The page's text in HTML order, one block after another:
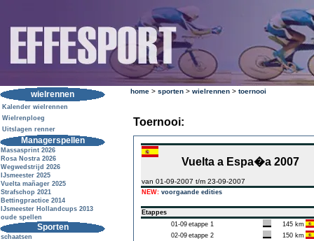
wielrennen
Kalender wielrennen
Wielrenploeg
Uitslagen renner
Managerspellen
Massasprint 2026
Rosa Nostra 2026
Wegwedstrijd 2026
IJsmeester 2025
Vuelta mañager 2025
Strafschop 2021
Bettingpractice 2014
IJsmeester Hollandcups 2013
oude spellen
Sporten
schaatsen
home > sporten > wielrennen > toernooi
Toernooi:
Vuelta a Espa�a 2007
van 01-09-2007 t/m 23-09-2007
NEW: voorgaande edities
Etappes
01-09 etappe 1
145 km
02-09 etappe 2
150 km